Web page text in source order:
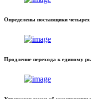
Определены поставщики
Продление перехода к единому